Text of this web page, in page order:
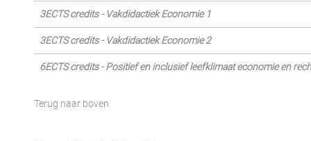
3ECTS credits - Vakdidactiek Economie 1
3ECTS credits - Vakdidactiek Economie 2
6ECTS credits - Positief en inclusief leefklimaat economie en
Terug naar boven